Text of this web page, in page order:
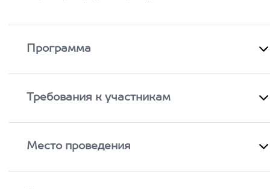
Программа
Требования к участникам
Место проведения